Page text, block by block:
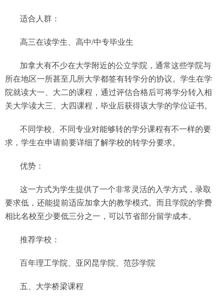
适合人群：
高三在读学生、高中/中专毕业生
加拿大有不少在大学附近的公立学院，通常这些学院与
所在地区一所甚至几所大学都签有转学分的协议。学生在学
院就读大一、大二的课程，通过评估合格后可将学分转入相
关大学读大三、大四课程，毕业后获得该大学的学位证书。
不同学校、不同专业对能够转的学分课程有不一样的要
求，学生在申请前要详细了解学校的转学分要求。
优势：
这一方式为学生提供了一个非常灵活的入学方式，录取
要求低，还能提前适应加拿大的教学模式。而且学院的学费
相比名校至少要低三分之一，可以节省部分留学成本。
推荐学校：
百年理工学院、亚冈昆学院、范莎学院
五、大学桥梁课程